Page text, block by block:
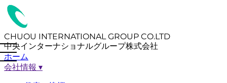
CHUOU INTERNATIONAL GROUP CO.LTD
中央インターナショナルグループ株式会社
ホーム
会社情報 ▾